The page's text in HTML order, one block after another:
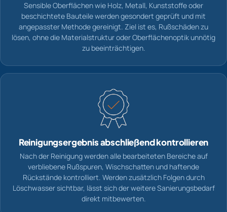
Sensible Oberflächen wie Holz, Metall, Kunststoffe oder
beschichtete Bauteile werden gesondert geprüft und mit
angepasster Methode gereinigt. Ziel ist es, Rußschäden zu
lösen, ohne die Materialstruktur oder Oberflächenoptik unnötig
zu beeinträchtigen.
Reinigungsergebnis abschließend kontrollieren
Nach der Reinigung werden alle bearbeiteten Bereiche auf
verbliebene Rußspuren, Wischschatten und haftende
Rückstände kontrolliert. Werden zusätzlich Folgen durch
Löschwasser sichtbar, lässt sich der weitere Sanierungsbedarf
direkt mitbewerten.